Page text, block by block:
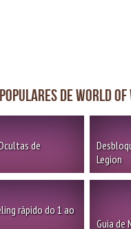
Populares de World
de
Legion
rápido do 1 ao
Guia de